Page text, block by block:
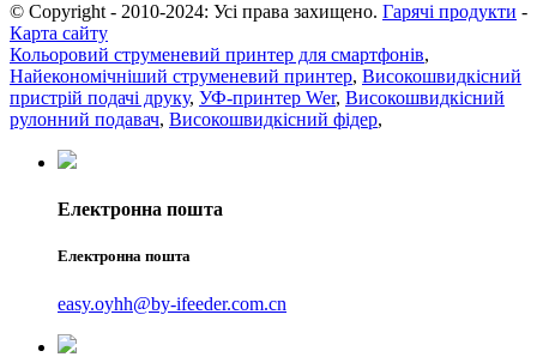
© Copyright - 2010-2024: Усі права захищено. Гарячі продукти -
Карта сайту
Кольоровий струменевий принтер для смартфонів,
Найекономічніший струменевий принтер, Високошвидкісний
пристрій подачі друку, УФ-принтер Wer, Високошвидкісний
рулонний подавач, Високошвидкісний фідер,
Електронна пошта
Електронна пошта
easy.oyhh@by-ifeeder.com.cn